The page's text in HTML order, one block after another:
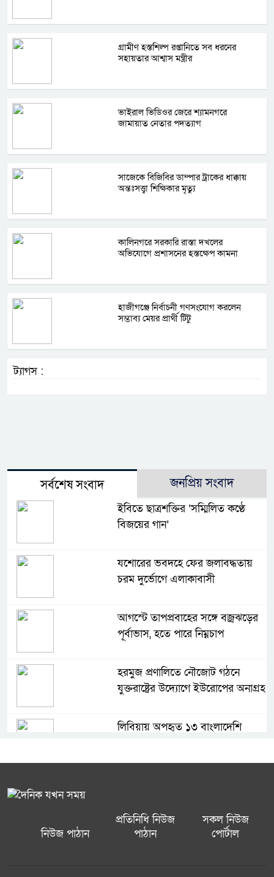
গ্রামীণ হস্তশিল্প রপ্তানিতে সব ধরনের
সহায়তার আশ্বাস মন্ত্রীর
ভাইরাল ভিডিওর জেরে শ্যামনগরে
জামায়াত নেতার পদত্যাগ
সাজেকে বিজিবির ডাম্পার ট্রাকের ধাক্কায়
অন্তঃসত্ত্বা শিক্ষিকার মৃত্যু
কালিনগরে সরকারি রাস্তা দখলের
অভিযোগে প্রশাসনের হস্তক্ষেপ কামনা
হাজীগঞ্জে নির্বাচনী গণসংযোগ করলেন
সম্ভাব্য মেয়র প্রার্থী টিটু
ট্যাগস :
সর্বশেষ সংবাদ জনপ্রিয় সংবাদ
ইবিতে ছাত্রশক্তির ‘সম্মিলিত কণ্ঠে
বিজয়ের গান’
যশোরের ভবদহে ফের জলাবদ্ধতায়
চরম দুর্ভোগে এলাকাবাসী
আগস্টে তাপপ্রবাহের সঙ্গে বজ্রঝড়ের
পূর্বাভাস, হতে পারে নিম্নচাপ
হরমুজ প্রণালিতে নৌজোট গঠনে
যুক্তরাষ্ট্রের উদ্যোগে ইউরোপের অনাগ্রহ
লিবিয়ায় অপহৃত ১৩ বাংলাদেশি
ইরানি মিত্রদের সমন্বিত বড় হামলার
নিউজ পাঠান
প্রতিনিধি নিউজ
পাঠান
সকল নিউজ
পোর্টাল